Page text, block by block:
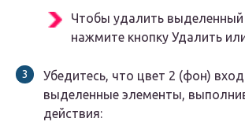
Чтобы удалить выделенный
нажмите кнопку Удалить
Убедитесь, что цвет 2 (фон)
выделенные элементы,
действия: